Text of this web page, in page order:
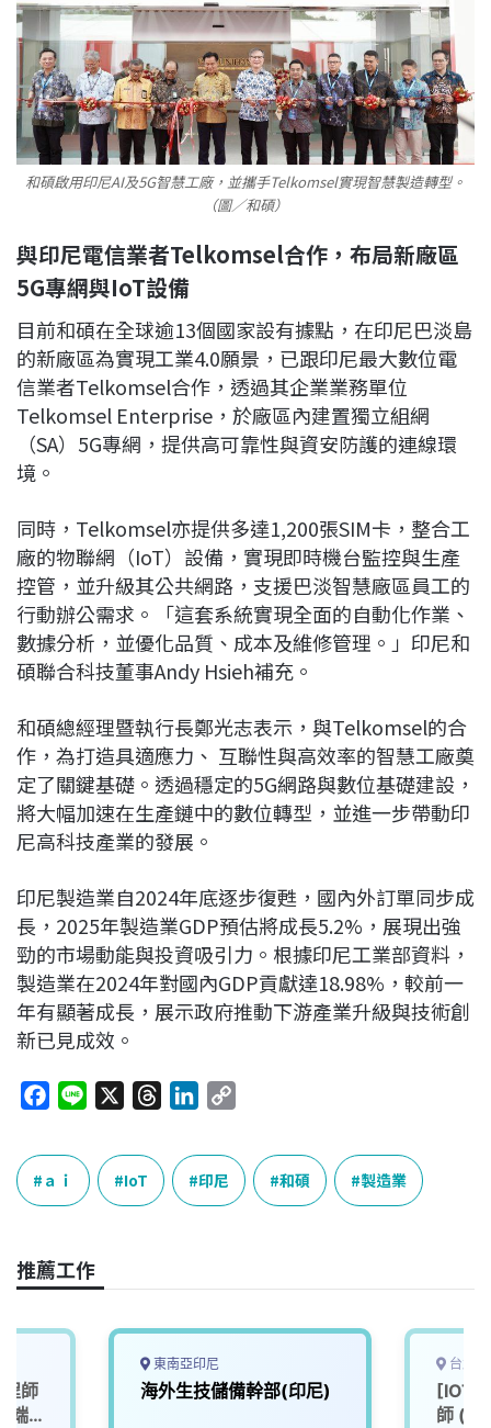
和碩啟用印尼AI及5G智慧工廠，並攜手Telkomsel實現智慧製造轉型。
（圖／和碩）
與印尼電信業者Telkomsel合作，布局新廠區
5G專網與IoT設備
目前和碩在全球逾13個國家設有據點，在印尼巴淡島
的新廠區為實現工業4.0願景，已跟印尼最大數位電
信業者Telkomsel合作，透過其企業業務單位
Telkomsel Enterprise，於廠區內建置獨立組網
（SA）5G專網，提供高可靠性與資安防護的連線環
境。
同時，Telkomsel亦提供多達1,200張SIM卡，整合工
廠的物聯網（IoT）設備，實現即時機台監控與生產
控管，並升級其公共網路，支援巴淡智慧廠區員工的
行動辦公需求。「這套系統實現全面的自動化作業、
數據分析，並優化品質、成本及維修管理。」印尼和
碩聯合科技董事Andy Hsieh補充。
和碩總經理暨執行長鄭光志表示，與Telkomsel的合
作，為打造具適應力、 互聯性與高效率的智慧工廠奠
定了關鍵基礎。透過穩定的5G網路與數位基礎建設，
將大幅加速在生產鏈中的數位轉型，並進一步帶動印
尼高科技產業的發展。
印尼製造業自2024年底逐步復甦，國內外訂單同步成
長，2025年製造業GDP預估將成長5.2%，展現出強
勁的市場動能與投資吸引力。根據印尼工業部資料，
製造業在2024年對國內GDP貢獻達18.98%，較前一
年有顯著成長，展示政府推動下游產業升級與技術創
新已見成效。
c
e
b
o
k
e
e
n
k
e
n
y
L
k
ａｉ IoT 印尼 和碩 製造業
推薦工作
師
端
東南亞印尼
海外生技儲備幹部(印尼)
台北
[IOT]
師 (士